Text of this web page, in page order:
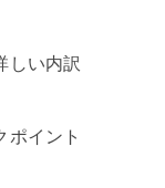
しい内訳
ポイント